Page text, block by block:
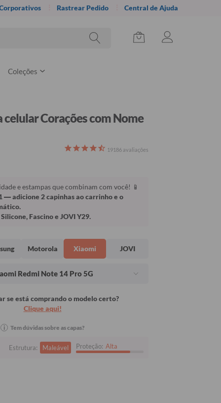
Rastrear Pedido Central de Ajuda
Coleções
celular Corações com Nome
19186 avaliações
e estampas que combinam com você! 📱
— adicione 2 capinhas ao carrinho e o
Fascino e JOVI Y29.
Motorola Xiaomi JOVI
Redmi Note 14 Pro 5G
se está comprando o modelo certo?
Clique aqui!
i Tem dúvidas sobre as capas?
Estrutura: Maleável Proteção: Alta